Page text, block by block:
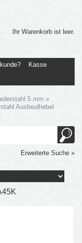
Ihr Warenkorb ist leer.
Kasse
5 mm »
Ausbeulhebel
Erweiterte Suche »